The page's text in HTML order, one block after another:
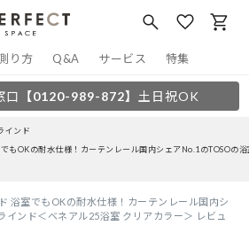
り方 Q&A サービス 特集
口 【0120-989-872】 土日祝OK
インド
もOKの耐水仕様！カーテンレール国内シェアNo.1のTOSOの
浴室でもOKの耐水仕様！カーテンレール国内シ
インド＜ベネアル25浴室 クリアカラー＞ レビュ